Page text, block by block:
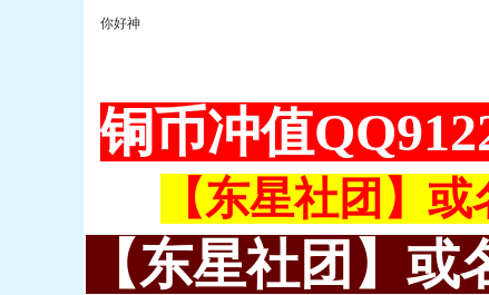
你好神
铜币冲值
【东星社团】
【东星社团】或